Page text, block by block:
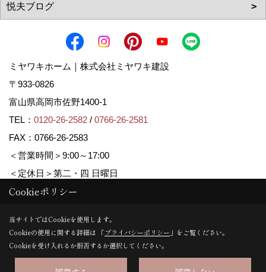
ミヤワキホーム｜株式会社ミヤワキ建設
〒933-0826
富山県高岡市佐野1400-1
TEL： 0120-26-2582 / 0766-26-2581
FAX：0766-26-2583
＜営業時間＞9:00～17:00
＜定休日＞第二・四 日曜日
Copyright (c) MIYAWAKI HOME. All Rights Reserved.
Produced byゴデスクリエイト
Cookieポリシー
当サイトではCookieを使用します。
Cookieの使用に関する詳細は 「プライバシーポリシー 」をご覧ください。
Cookieを受け入れるか拒否するか選択してください。